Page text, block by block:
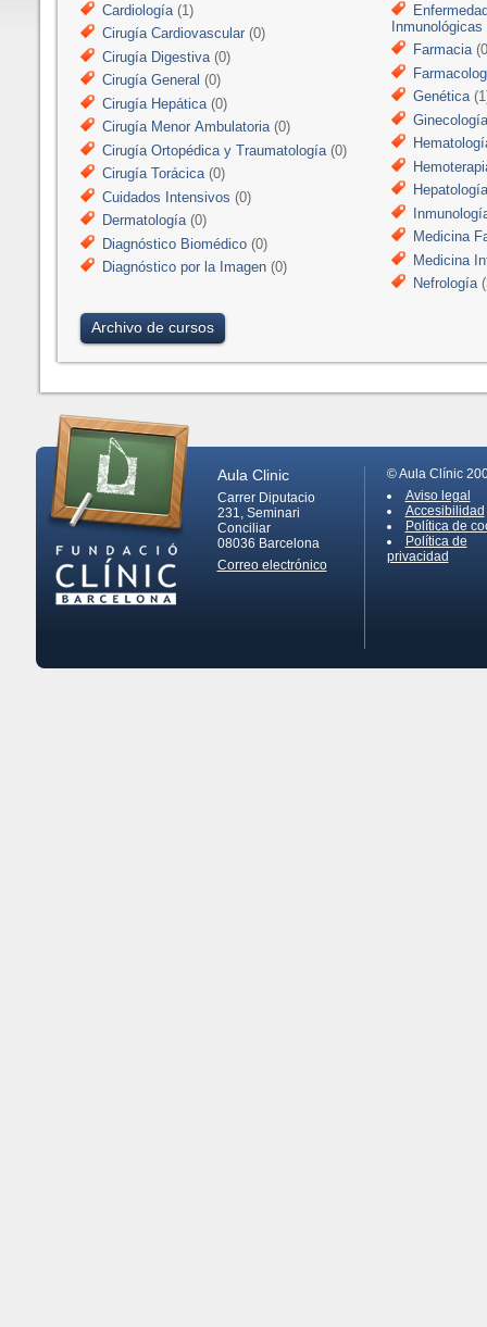
Cardiología(1)
Cirugía Cardiovascular(0)
Cirugía Digestiva(0)
Cirugía General (0)
Cirugía Hepática(0)
Cirugía Menor Ambulatoria(0)
Cirugía Ortopédica y Traumatología(0)
Cirugía Torácica(0)
Cuidados Intensivos (0)
Dermatología(0)
Diagnóstico Biomédico(0)
Diagnóstico por la Imagen(0)
Inmunológicas
Farmacia
Genética
Ginecología
Hepatología
Medicina
Medicina
Nefrología
Archivo de cursos
Aula Clinic
Carrer Diputacio
231, Seminari
Conciliar
08036 Barcelona
Correo electrónico
© Aula Clínic
Aviso legal
Accesibilidad
Política de
Política de
privacidad